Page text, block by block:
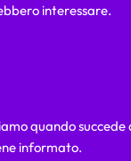
interessare.
quando
informato.